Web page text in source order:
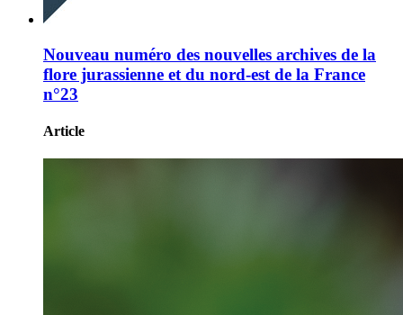
Nouveau numéro des nouvelles archives de la
flore jurassienne et du nord-est de la France
n°23
Article